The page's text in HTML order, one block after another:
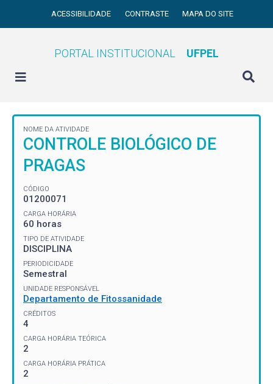
ACESSIBILIDADE CONTRASTE MAPA DO SITE
PORTAL INSTITUCIONAL UFPEL
NOME DA ATIVIDADE
CONTROLE BIOLÓGICO DE
PRAGAS
CÓDIGO
01200071
CARGA HORÁRIA
60 horas
TIPO DE ATIVIDADE
DISCIPLINA
PERIODICIDADE
Semestral
UNIDADE RESPONSÁVEL
Departamento de Fitossanidade
CRÉDITOS
4
CARGA HORÁRIA TEÓRICA
2
CARGA HORÁRIA PRÁTICA
2